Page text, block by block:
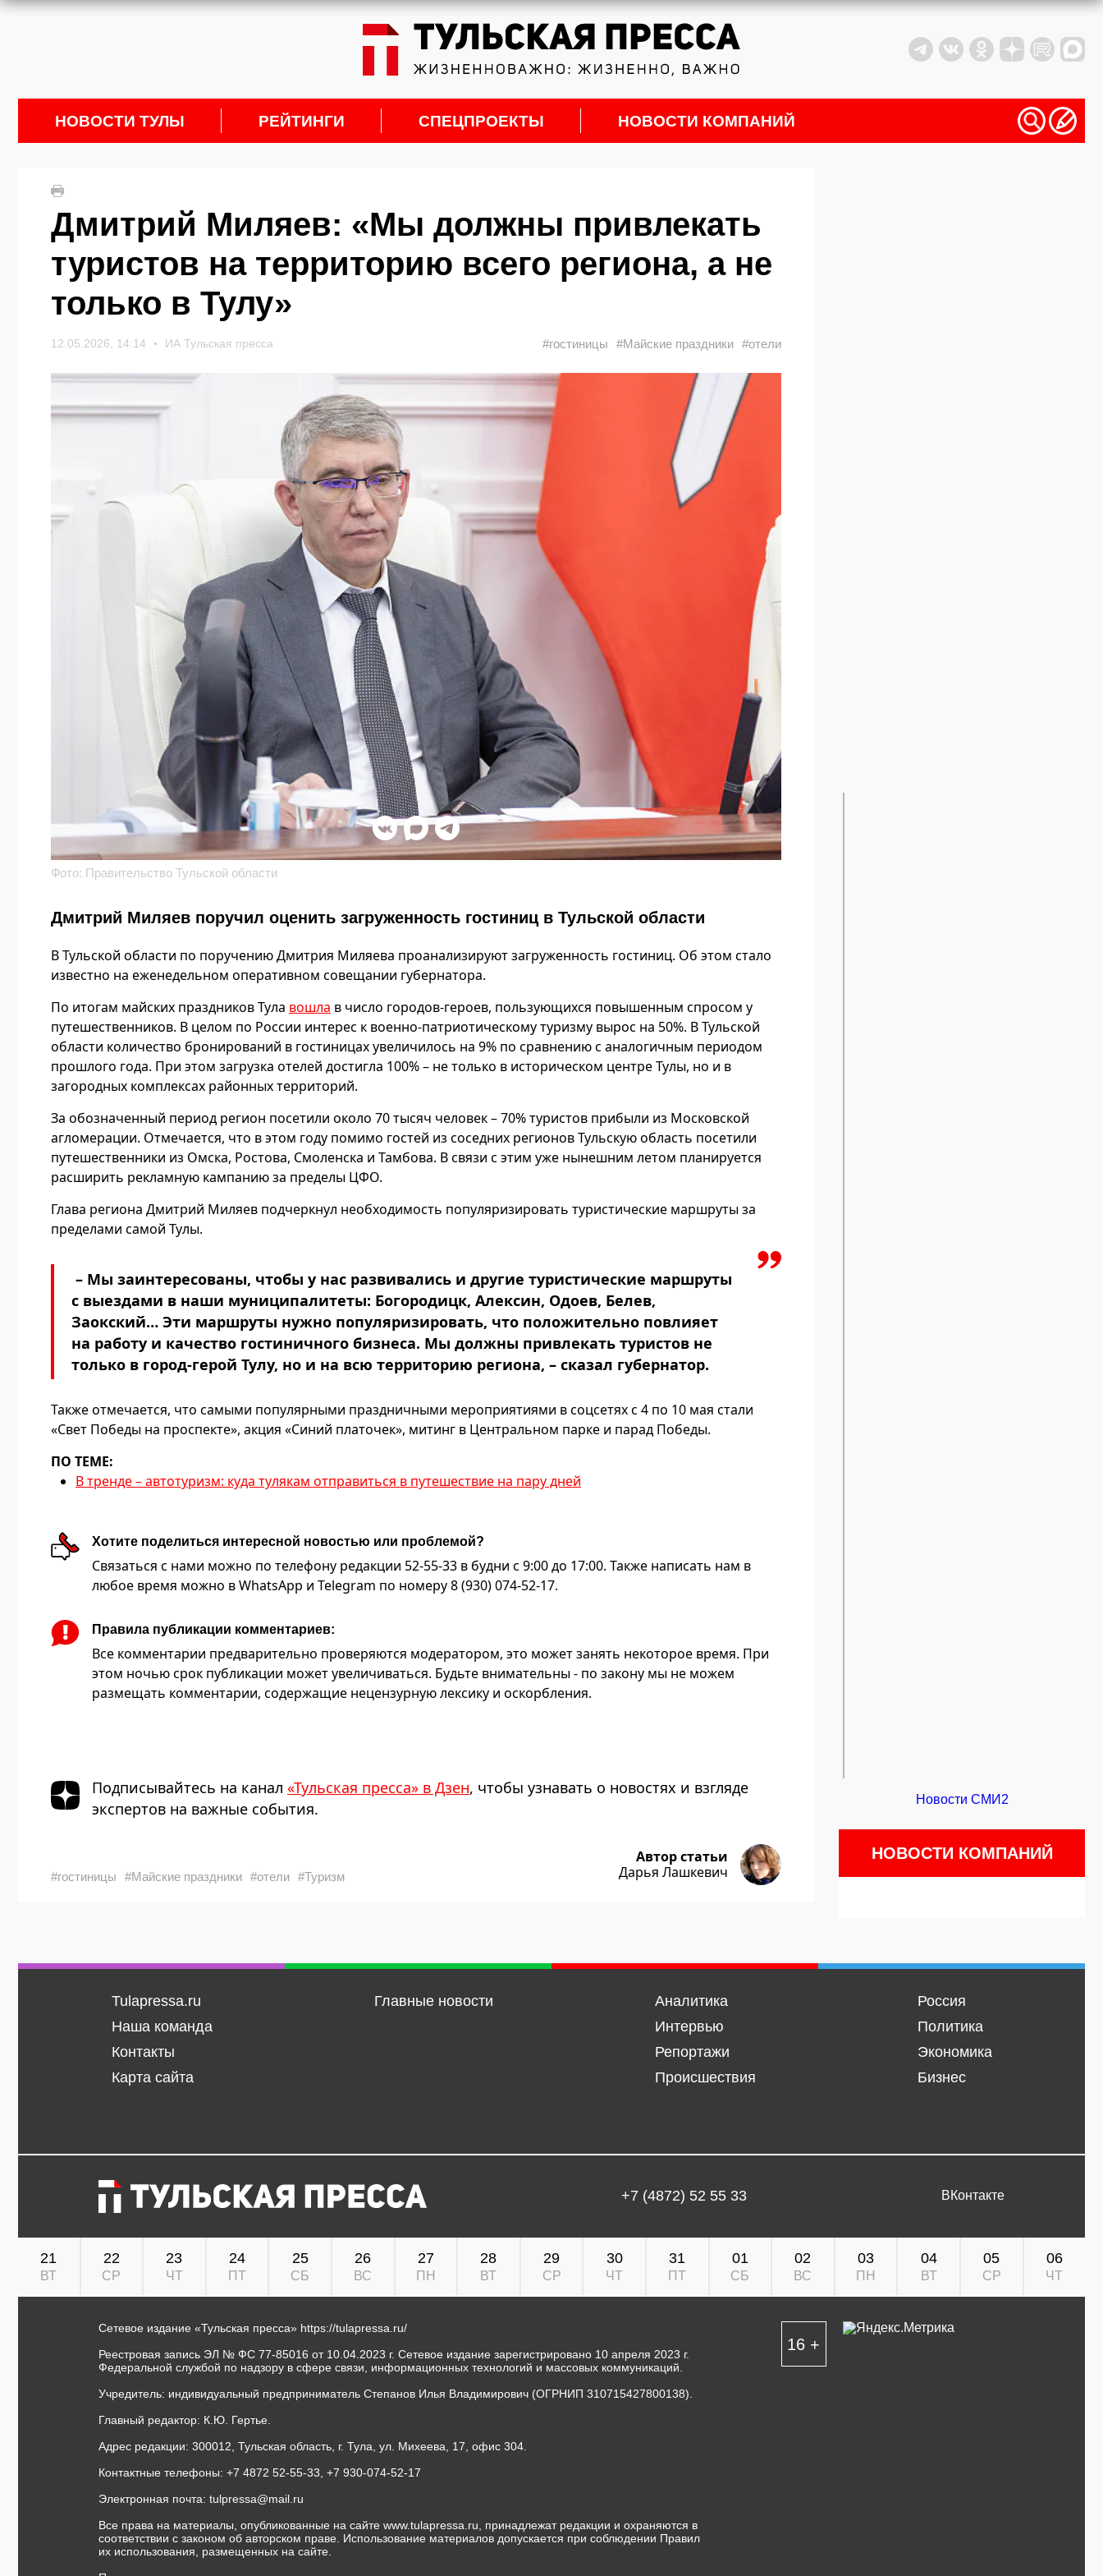
НОВОСТИ ТУЛЫ РЕЙТИНГИ СПЕЦПРОЕКТЫ НОВОСТИ КОМПАНИЙ
Дмитрий Миляев: «Мы должны привлекать
туристов на территорию всего региона, а не
только в Тулу»
12.05.2026, 14:14 ИА Тульская пресса #гостиницы #Майские праздники #отели
Фото: Правительство Тульской области
Дмитрий Миляев поручил оценить загруженность гостиниц в Тульской области
В Тульской области по поручению Дмитрия Миляева проанализируют загруженность гостиниц. Об этом стало
известно на еженедельном оперативном совещании губернатора.
По итогам майских праздников Тула вошла в число городов‑героев, пользующихся повышенным спросом у
путешественников. В целом по России интерес к военно-патриотическому туризму вырос на 50%. В Тульской
области количество бронирований в гостиницах увеличилось на 9% по сравнению с аналогичным периодом
прошлого года. При этом загрузка отелей достигла 100% – не только в историческом центре Тулы, но и в
загородных комплексах районных территорий.
За обозначенный период регион посетили около 70 тысяч человек – 70% туристов прибыли из Московской
агломерации. Отмечается, что в этом году помимо гостей из соседних регионов Тульскую область посетили
путешественники из Омска, Ростова, Смоленска и Тамбова. В связи с этим уже нынешним летом планируется
расширить рекламную кампанию за пределы ЦФО.
Глава региона Дмитрий Миляев подчеркнул необходимость популяризировать туристические маршруты за
пределами самой Тулы.
– Мы заинтересованы, чтобы у нас развивались и другие туристические маршруты
с выездами в наши муниципалитеты: Богородицк, Алексин, Одоев, Белев,
Заокский… Эти маршруты нужно популяризировать, что положительно повлияет
на работу и качество гостиничного бизнеса. Мы должны привлекать туристов не
только в город-герой Тулу, но и на всю территорию региона, – сказал губернатор.
Также отмечается, что самыми популярными праздничными мероприятиями в соцсетях с 4 по 10 мая стали
«Свет Победы на проспекте», акция «Синий платочек», митинг в Центральном парке и парад Победы.
ПО ТЕМЕ:
В тренде – автотуризм: куда тулякам отправиться в путешествие на пару дней
Хотите поделиться интересной новостью или проблемой?
Связаться с нами можно по телефону редакции 52-55-33 в будни с 9:00 до 17:00. Также написать нам в
любое время можно в WhatsApp и Telegram по номеру 8 (930) 074-52-17.
Правила публикации комментариев:
Все комментарии предварительно проверяются модератором, это может занять некоторое время. При
этом ночью срок публикации может увеличиваться. Будьте внимательны - по закону мы не можем
размещать комментарии, содержащие нецензурную лексику и оскорбления.
Подписывайтесь на канал «Тульская пресса» в Дзен, чтобы узнавать о новостях и взгляде
экспертов на важные события.
#гостиницы #Майские праздники #отели #Туризм
Автор статьи
Дарья Лашкевич
Новости СМИ2
НОВОСТИ КОМПАНИЙ
Tulapressa.ru
Наша команда
Контакты
Карта сайта
Главные новости
Аналитика
Интервью
Репортажи
Происшествия
Россия
Политика
Экономика
Бизнес
+7 (4872) 52 55 33 ВКонтакте
21
ВТ
22
СР
23
ЧТ
24
ПТ
25
СБ
26
ВС
27
ПН
28
ВТ
29
СР
30
ЧТ
31
ПТ
01
СБ
02
ВС
03
ПН
04
ВТ
05
СР
06
ЧТ
Сетевое издание «Тульская пресса» https://tulapressa.ru/
Реестровая запись ЭЛ № ФС 77-85016 от 10.04.2023 г. Сетевое издание зарегистрировано 10 апреля 2023 г.
Федеральной службой по надзору в сфере связи, информационных технологий и массовых коммуникаций.
Учредитель: индивидуальный предприниматель Степанов Илья Владимирович (ОГРНИП 310715427800138).
Главный редактор: К.Ю. Гертье.
Адрес редакции: 300012, Тульская область, г. Тула, ул. Михеева, 17, офис 304.
Контактные телефоны: +7 4872 52-55-33, +7 930-074-52-17
Электронная почта: tulpressa@mail.ru
Все права на материалы, опубликованные на сайте www.tulapressa.ru, принадлежат редакции и охраняются в
соответствии с законом об авторском праве. Использование материалов допускается при соблюдении Правил
их использования, размещенных на сайте.
16 +